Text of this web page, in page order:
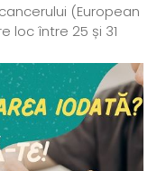
(European
loc între 25 și 31